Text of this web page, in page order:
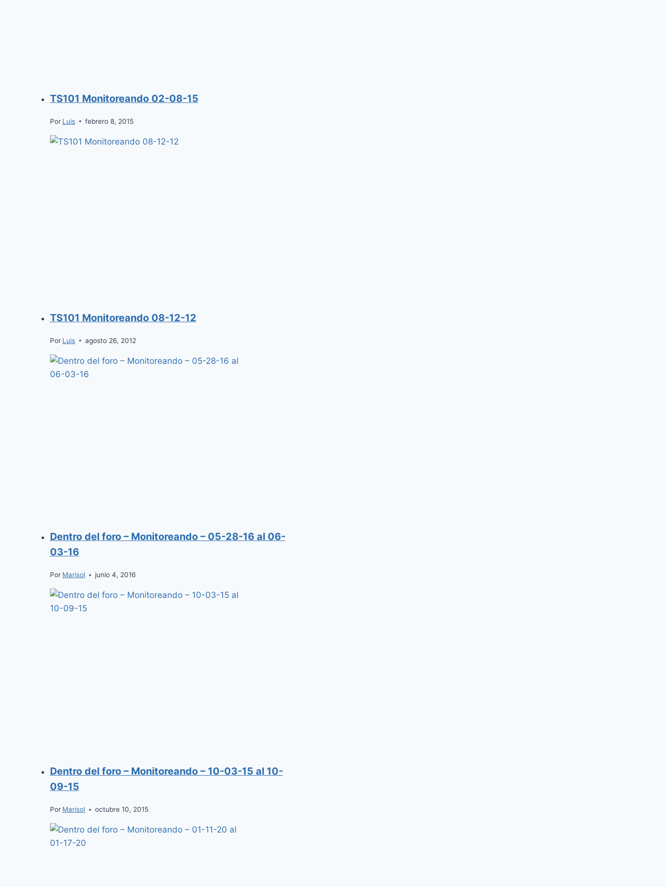
TS101 Monitoreando 02-08-15
Por Luis febrero 8, 2015
TS101 Monitoreando 08-12-12
Por Luis agosto 26, 2012
Dentro del foro – Monitoreando – 05-28-16 al 06-
03-16
Por Marisol junio 4, 2016
Dentro del foro – Monitoreando – 10-03-15 al 10-
09-15
Por Marisol octubre 10, 2015